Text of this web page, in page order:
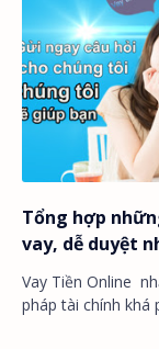
Tổng hợp
vay, dễ duyệt
Vay Tiền Online
pháp tài chính khá